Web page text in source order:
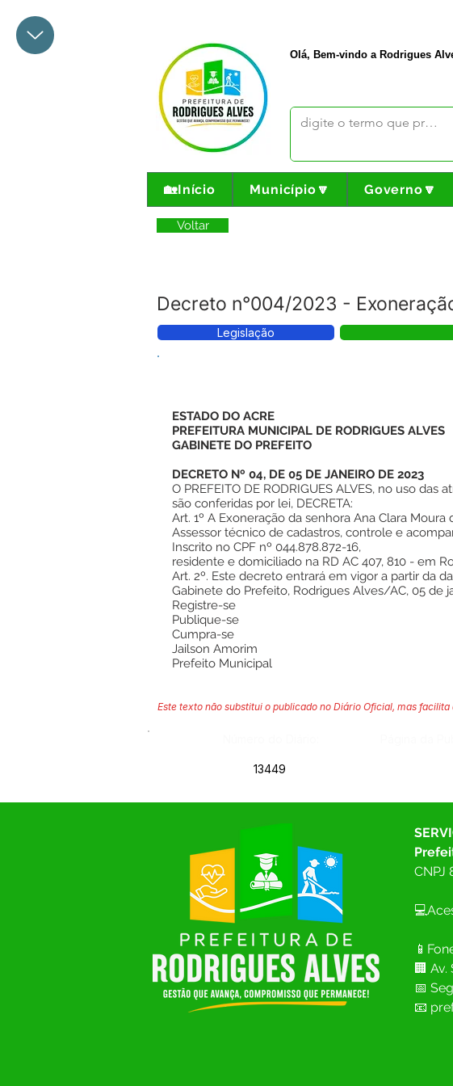
Olá, Bem-vindo a Rodrigues
🏡Início Município🔽 Governo🔽
Voltar
Decreto n°004/2023 -
Legislação
ESTADO DO ACRE
PREFEITURA MUNICIPAL DE RODRIGUES ALVES
GABINETE DO PREFEITO
DECRETO Nº 04, DE 05 DE JANEIRO DE 2023
O PREFEITO DE RODRIGUES ALVES, no uso das
são conferidas por lei, DECRETA:
Art. 1º A Exoneração da senhora Ana Clara
Assessor técnico de cadastros, controle e
Inscrito no CPF nº 044.878.872-16,
residente e domiciliado na RD AC 407, 810 - em
Art. 2º. Este decreto entrará em vigor a partir da
Gabinete do Prefeito, Rodrigues Alves/AC, 05 de
Registre-se
Publique-se
Cumpra-se
Jailson Amorim
Prefeito Municipal
Este texto não substitui o publicado no Diário Oficial, mas
13449
CNPJ
🏢 Av.
📅
📧